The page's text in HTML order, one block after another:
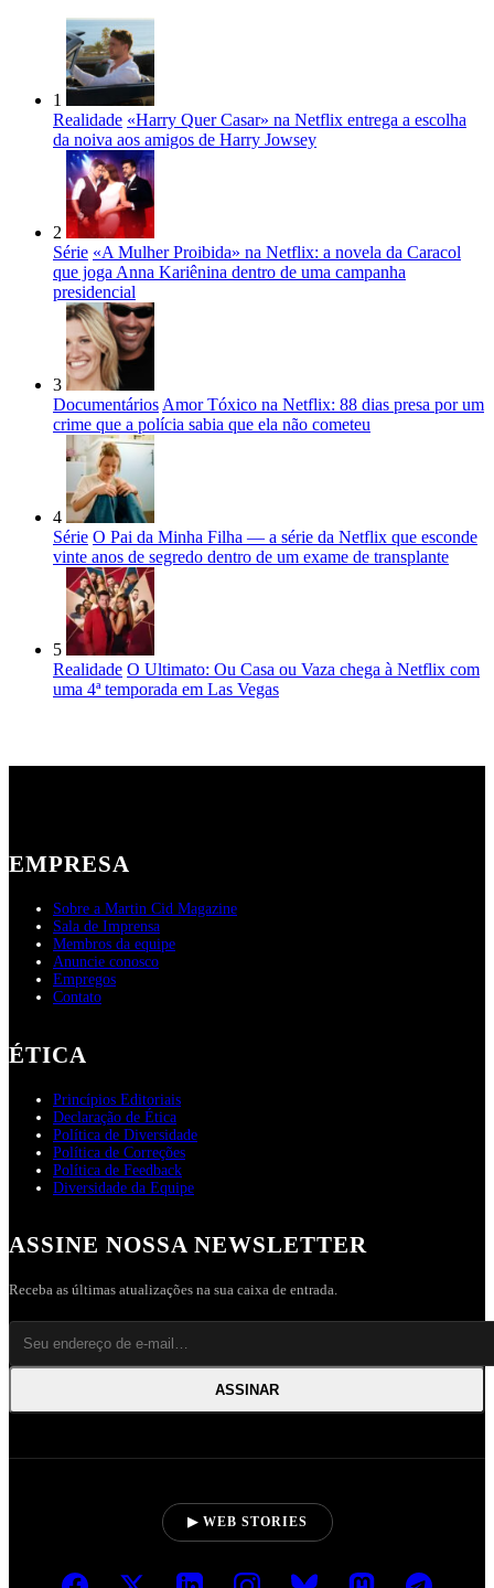
1
Realidade «Harry Quer Casar» na Netflix entrega a escolha
da noiva aos amigos de Harry Jowsey
2
Série «A Mulher Proibida» na Netflix: a novela da Caracol
que joga Anna Kariênina dentro de uma campanha
presidencial
3
Documentários Amor Tóxico na Netflix: 88 dias presa por um
crime que a polícia sabia que ela não cometeu
4
Série O Pai da Minha Filha — a série da Netflix que esconde
vinte anos de segredo dentro de um exame de transplante
5
Realidade O Ultimato: Ou Casa ou Vaza chega à Netflix com
uma 4ª temporada em Las Vegas
EMPRESA
Sobre a Martin Cid Magazine
Sala de Imprensa
Membros da equipe
Anuncie conosco
Empregos
Contato
ÉTICA
Princípios Editoriais
Declaração de Ética
Política de Diversidade
Política de Correções
Política de Feedback
Diversidade da Equipe
ASSINE NOSSA NEWSLETTER
Receba as últimas atualizações na sua caixa de entrada.
ASSINAR
▶ WEB STORIES